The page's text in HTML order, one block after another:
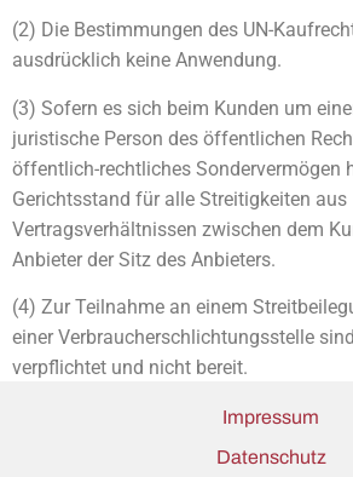
(2) Die Bestimmungen des UN-
ausdrücklich keine Anwendung.
(3) Sofern es sich beim Kunden um
juristische Person des öffentlichen
öffentlich-rechtliches Sondervermögen
Gerichtsstand für alle Streitigkeiten aus
Vertragsverhältnissen zwischen dem
Anbieter der Sitz des Anbieters.
(4) Zur Teilnahme an einem
einer Verbraucherschlichtungsstelle
verpflichtet und nicht bereit.
Impressum
Datenschutz